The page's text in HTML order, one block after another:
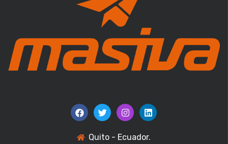
Quito - Ecuador.